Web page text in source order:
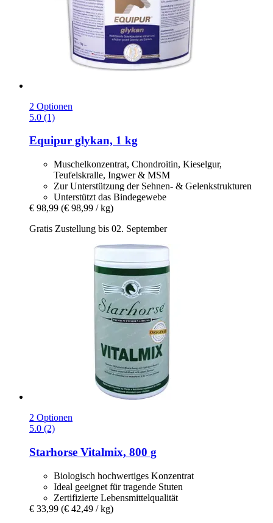
2 Optionen
5.0 (1)
Equipur glykan, 1 kg
Muschelkonzentrat, Chondroitin, Kieselgur,
Teufelskralle, Ingwer & MSM
Zur Unterstützung der Sehnen- & Gelenkstrukturen
Unterstützt das Bindegewebe
€ 98,99 (€ 98,99 / kg)
Gratis Zustellung bis 02. September
2 Optionen
5.0 (2)
Starhorse Vitalmix, 800 g
Biologisch hochwertiges Konzentrat
Ideal geeignet für tragende Stuten
Zertifizierte Lebensmittelqualität
€ 33,99 (€ 42,49 / kg)